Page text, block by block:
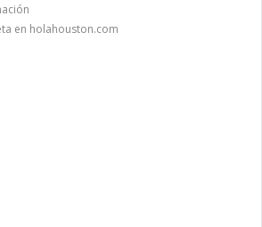
en holahouston.com